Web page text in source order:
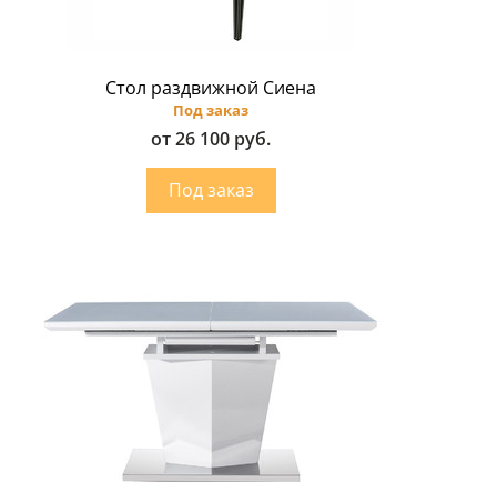
Стол раздвижной Сиена
Под заказ
от 26 100 руб.